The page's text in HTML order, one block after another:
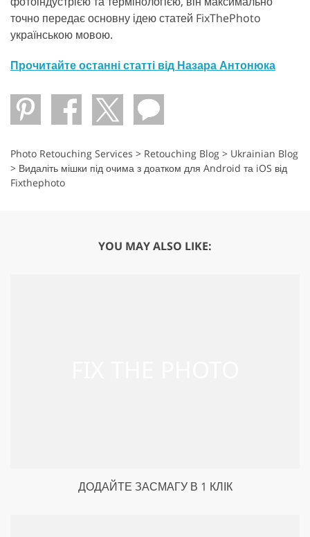
точно передає основну ідею статей FixThePhoto
українською мовою.
Прочитайте останні статті від Назара Антонюка
Photo Retouching Services > Retouching Blog > Ukrainian Blog
> Видаліть мішки під очима з доатком для Android та iOS від
Fixthephoto
YOU MAY ALSO LIKE:
ДОДАЙТЕ ЗАСМАГУ В 1 КЛІК